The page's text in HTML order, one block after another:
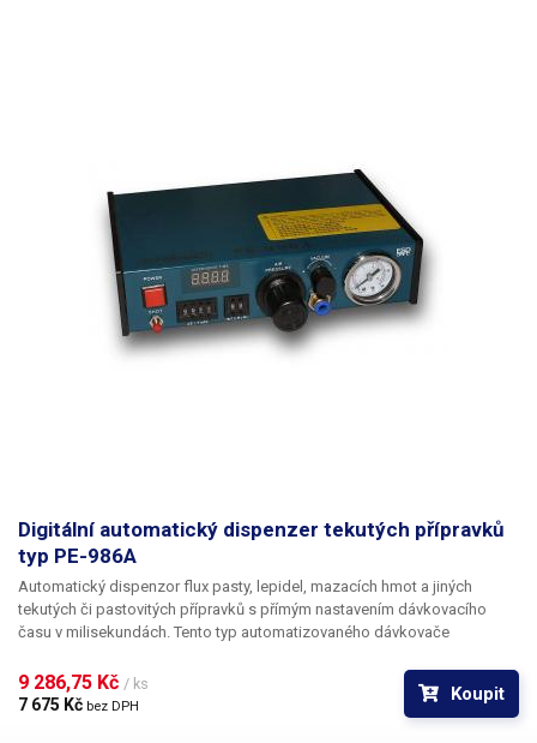
Digitální automatický dispenzer tekutých přípravků
typ PE-986A
Automatický dispenzor flux pasty, lepidel, mazacích hmot a jiných
tekutých či pastovitých přípravků s přímým nastavením dávkovacího
času v milisekundách. Tento typ automatizovaného dávkovače
možnostem nastavení mnoha parametrů vždy dosáhnete správného
seřízení dle požadavků vaší aplikace. Všechny parametry jsou řízeny
9 286,75 Kč / ks
7 675 Kč bez DPH
Koupit